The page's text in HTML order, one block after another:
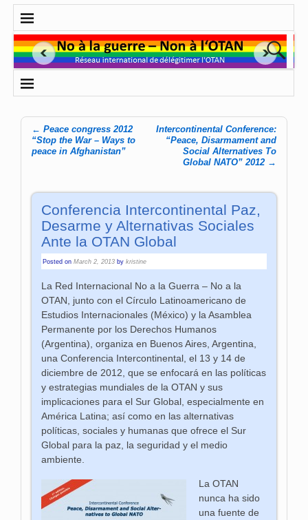
Post navigation
← Peace congress 2012
“Stop the War – Ways to
peace in Afghanistan”
Intercontinental Conference:
“Peace, Disarmament and
Social Alternatives To
Global NATO” 2012 →
Conferencia Intercontinental Paz,
Desarme y Alternativas Sociales
Ante la OTAN Global
Posted onMarch 2, 2013 bykristine
La Red Internacional No a la Guerra – No a la
OTAN, junto con el Círculo Latinoamericano de
Estudios Internacionales (México) y la Asamblea
Permanente por los Derechos Humanos
(Argentina), organiza en Buenos Aires, Argentina,
una Conferencia Intercontinental, el 13 y 14 de
diciembre de 2012, que se enfocará en las políticas
y estrategias mundiales de la OTAN y sus
implicaciones para el Sur Global, especialmente en
América Latina; así como en las alternativas
políticas, sociales y humanas que ofrece el Sur
Global para la paz, la seguridad y el medio
ambiente.
La OTAN
nunca ha sido
una fuente de